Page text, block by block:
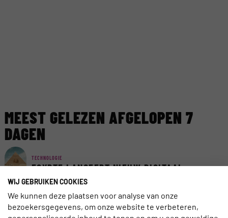
MEEST GELEZEN AFGELOPEN 7
DAGEN
TECHNOLOGIE
EGYPTE LANCEERT NIEUW DIGITAAL
VISUMSYSTEEM
AI
WIJ GEBRUIKEN COOKIES
We kunnen deze plaatsen voor analyse van onze
bezoekersgegevens, om onze website te verbeteren,